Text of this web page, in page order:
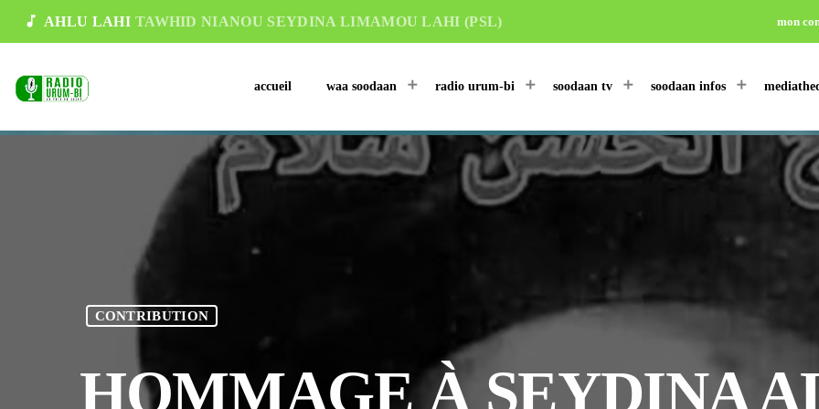
music_note AHLU LAHI TAWHID NIANOU SEYDINA LIMAMOU LAHI (PSL) mon
accueil waa soodaan radio urum-bi soodaan tv soodaan infos
CONTRIBUTION
HOMMAGE À SEYDINA